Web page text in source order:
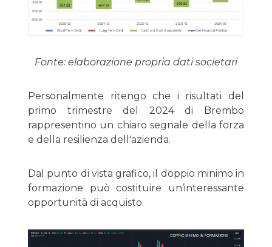
Fonte: elaborazione propria dati societari
Personalmente ritengo che i risultati del
primo trimestre del 2024 di Brembo
rappresentino un chiaro segnale della forza
e della resilienza dell'azienda.
Dal punto di vista grafico, il doppio minimo in
formazione può costituire un’interessante
opportunità di acquisto.